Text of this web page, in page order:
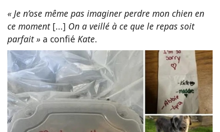
« Je n’ose même pas imaginer perdre mon chien en
ce moment[...] On a veillé à ce que le repas soit
parfait » a confié Kate.